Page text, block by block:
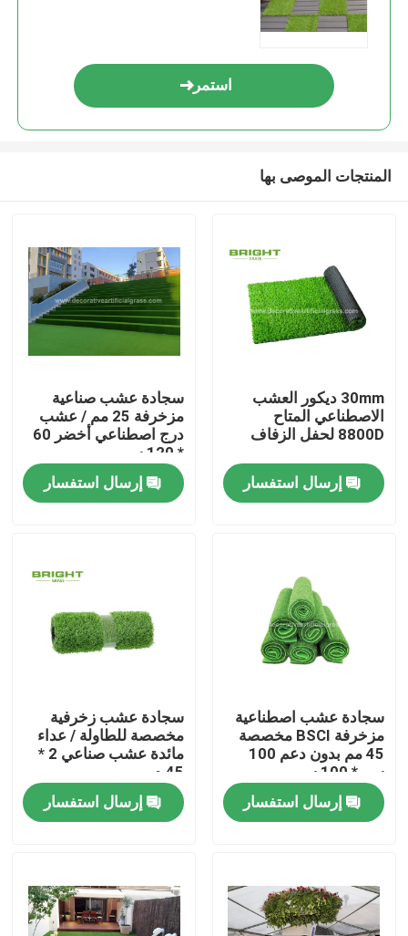
مسكن
منتجات
جولة في المعمل
مراقبة الجودة
أخبار
حالات
عشب صناعي للديكور
استمر
المنتجات الموصى بها
30mm ديكور العشب
الاصطناعي المتاح
8800D لحفل الزفاف
إرسال استفسار
سجادة عشب صناعية
مزخرفة 25 مم / عشب
درج اصطناعي أخضر 60
* 120 سم
إرسال استفسار
سجادة عشب اصطناعية
مزخرفة BSCI مخصصة
45 مم بدون دعم 100
سم * 100 سم
إرسال استفسار
سجادة عشب زخرفية
مخصصة للطاولة / عداء
مائدة عشب صناعي 2 *
45 م
إرسال استفسار